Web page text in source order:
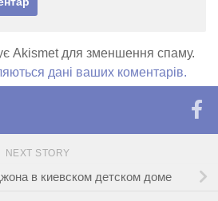
Akismet для зменшення спаму.
дані ваших коментарів.
NEXT STORY
в киевском детском доме